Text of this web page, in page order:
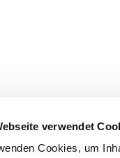
verwendet
Cookies, um